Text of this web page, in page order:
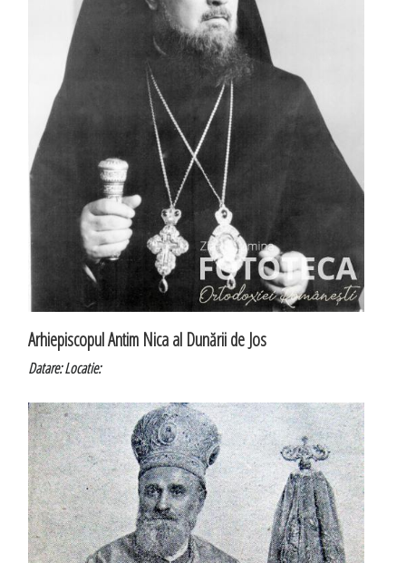
Arhiepiscopul Antim Nica al Dunării de Jos
Datare:Locatie: